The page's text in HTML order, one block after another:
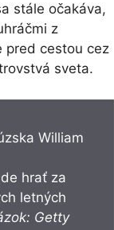
stále očakáva,
z
pred cestou cez
sveta.
hrať za
letných
Getty